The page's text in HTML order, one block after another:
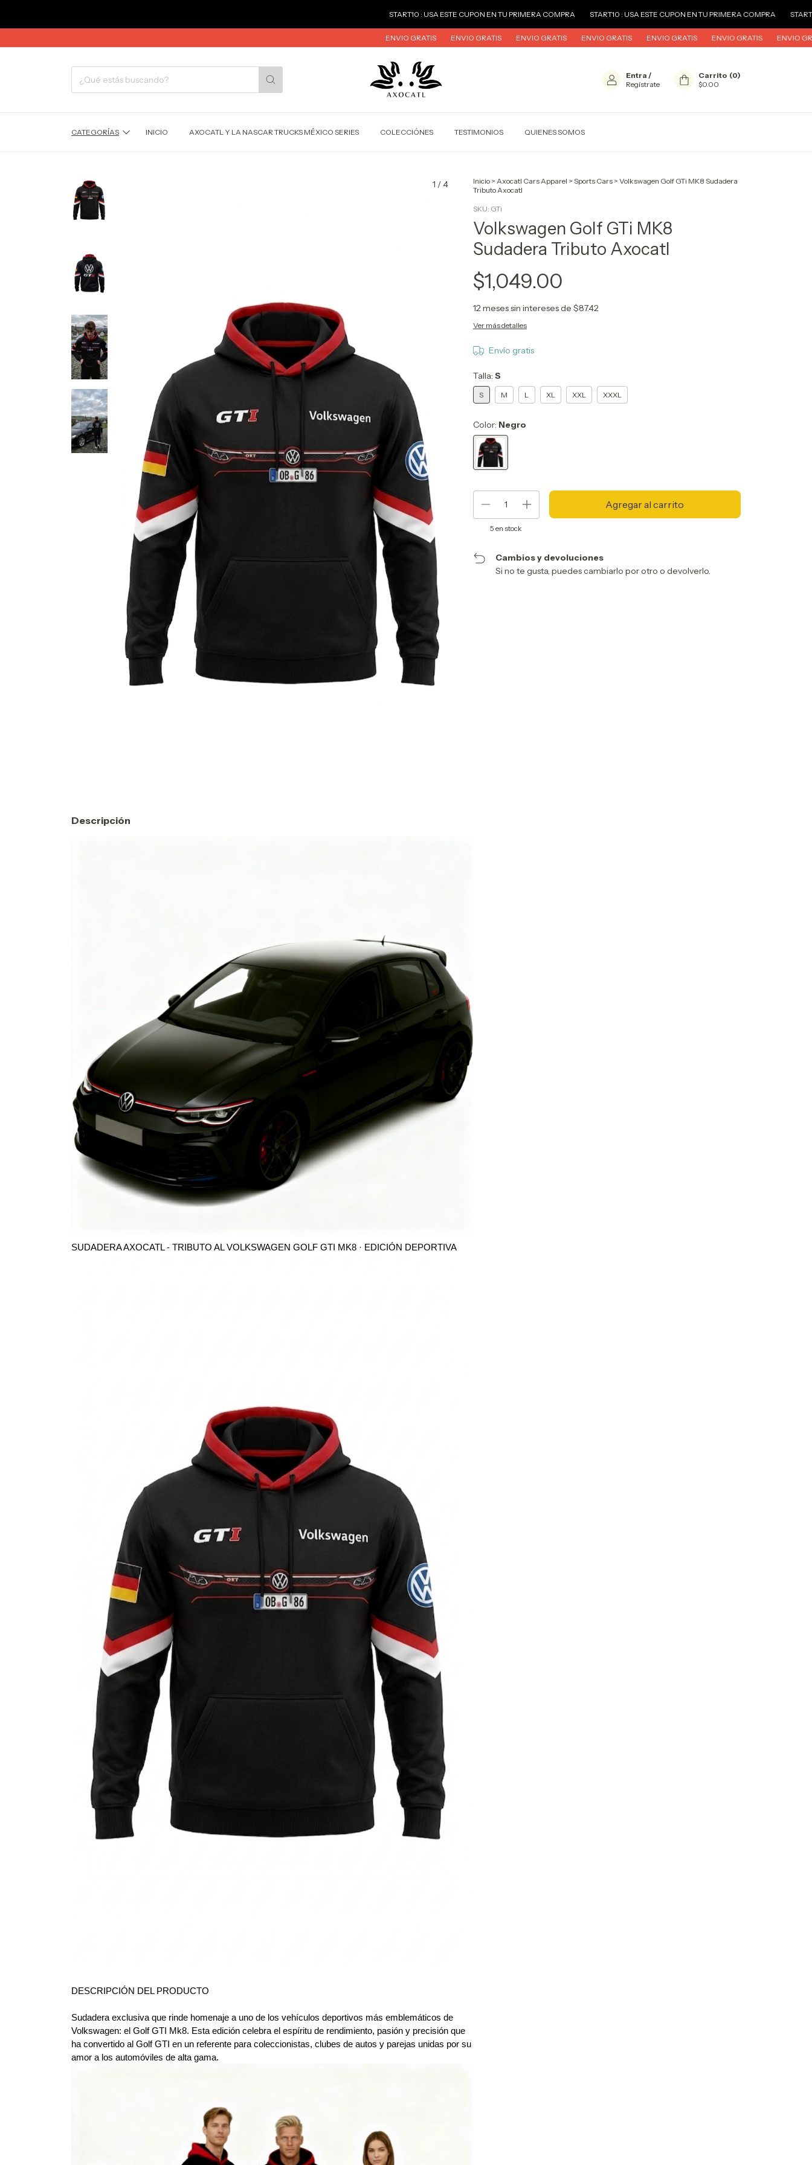
START10 : USA ESTE CUPON EN TU PRIMERA COMPRA START10 : USA ESTE CUPON EN TU PRIMERA COMPRA START10 : USA ESTE
ENVIO GRATIS ENVIO GRATIS ENVIO GRATIS ENVIO GRATIS ENVIO GRATIS ENVIO GRATIS ENVIO
Entra /
Regístrate
Carrito (0)
$0.00
CATEGORÍAS INICIO AXOCATL Y LA NASCAR TRUCKS MÉXICO SERIES COLECCIÓNES TESTIMONIOS QUIENES SOMOS
1 /4 Inicio > Axocatl Cars Apparel > Sports Cars > Volkswagen Golf GTi MK8 Sudadera
Tributo Axocatl
SKU: GTi
Volkswagen Golf GTi MK8
Sudadera Tributo Axocatl
$1,049.00
12meses sin intereses de $87.42
Ver más detalles
Envío gratis
Talla: S
S M L XL XXL XXXL
Color: Negro
5 en stock
Cambios y devoluciones
Si no te gusta, puedes cambiarlo por otro o devolverlo.
Descripción
SUDADERA AXOCATL - TRIBUTO AL VOLKSWAGEN GOLF GTI MK8 · EDICIÓN DEPORTIVA
DESCRIPCIÓN DEL PRODUCTO
Sudadera exclusiva que rinde homenaje a uno de los vehículos deportivos más emblemáticos de
Volkswagen: el Golf GTI Mk8. Esta edición celebra el espíritu de rendimiento, pasión y precisión que
ha convertido al Golf GTI en un referente para coleccionistas, clubes de autos y parejas unidas por su
amor a los automóviles de alta gama.